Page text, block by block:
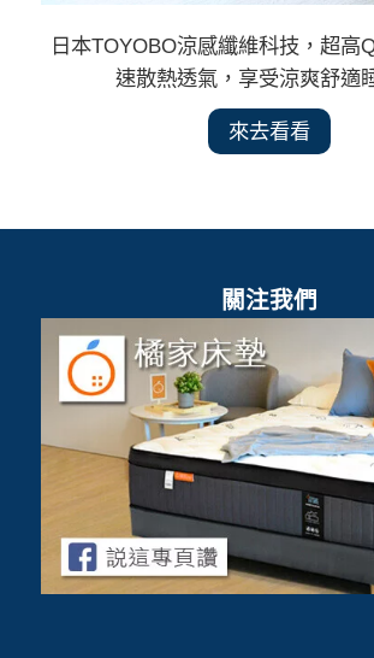
日本TOYOBO涼感纖維科技，超高
速散熱透氣，享受涼爽舒適
來去看看
關注我們